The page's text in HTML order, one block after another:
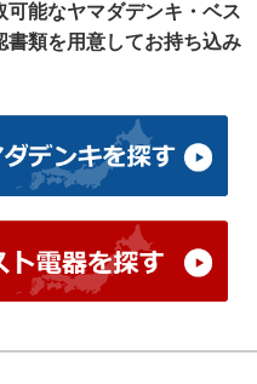
能なヤマダデンキ・ベス
書類を用意してお持ち込み